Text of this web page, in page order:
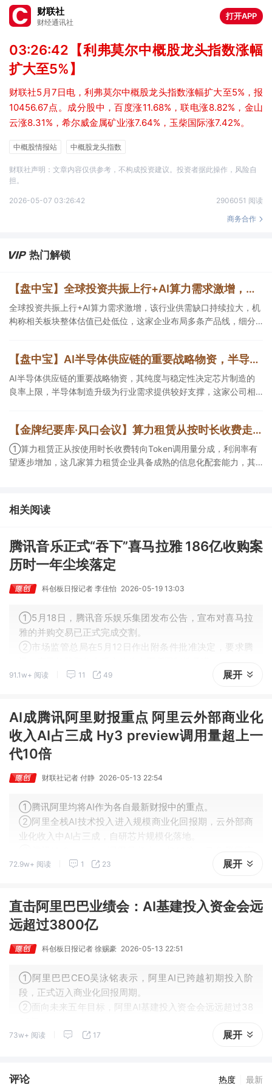
财联社
财经通讯社
打开APP
03:26:42【利弗莫尔中概股龙头指数涨幅
扩大至5%】
财联社5月7日电，利弗莫尔中概股龙头指数涨幅扩大至5%，报
10456.67点。成分股中，百度涨11.68%，联电涨8.82%，金山
云涨8.31%，希尔威金属矿业涨7.64%，玉柴国际涨7.42%。
中概股情报站 中概股龙头指数
财联社声明：文章内容仅供参考，不构成投资建议。投资者据此操作，风险自
担。
2026-05-07 03:26:42
2906051 阅读
商务合作
热门解锁
【盘中宝】全球投资共振上行+AI算力需求激增，该行业供需缺口持续拉大，机构称相关板块整体估值已处低位，这家企业细分产品市占率第一
全球投资共振上行+AI算力需求激增，该行业供需缺口持续拉大，机
构称相关板块整体估值已处低位，这家企业布局多条产品线，细分
【盘中宝】AI半导体供应链的重要战略物资，半导体制造升级为行业需求提供较好支撑，这家公司相关产品已导入头部半导体企业
AI半导体供应链的重要战略物资，其纯度与稳定性决定芯片制造的
良率上限，半导体制造升级为行业需求提供较好支撑，这家公司相
【金牌纪要库·风口会议】算力租赁从按时长收费走向Token分成，AI算力中心的利润模型与产业链边界正在重构
①算力租赁正从按使用时长收费转向Token调用量分成，利润率有
望逐步增加，这几家算力租赁企业具备成熟的信息化配套能力，其
型适配业务的企业也会受益Token工厂建设；③高端训练卡仍受供
给约束，AI应用持续推高推理需求后，国产算力卡有望持续放量。
相关阅读
腾讯音乐正式“吞下”喜马拉雅 186亿收购案
历时一年尘埃落定
科创板日报记者 李佳怡 2026-05-19 13:03
①5月18日，腾讯音乐娱乐集团发布公告，宣布对喜马拉
雅的并购交易已正式完成交割。
②市场监管总局在5月12日作出附条件批准决定，要求腾
③在监管划定的清晰边界下，腾讯音乐与喜马拉雅能否真
91.1w+ 阅读 11 49 展开
AI成腾讯阿里财报重点 阿里云外部商业化
收入AI占三成 Hy3 preview调用量超上一
代10倍
财联社记者 付静 2026-05-13 22:54
①腾讯阿里均将AI作为各自最新财报中的重点。
②阿里全栈AI技术投入进入规模商业化回报期，云外部商
业化收入中AI占三成，自研芯片规模化落地。
了“腾讯AI是否落后”这一问题。
72.9w+ 阅读 1 23 展开
直击阿里巴巴业绩会：AI基建投入资金会远
远超过3800亿
科创板日报记者 徐赐豪 2026-05-13 22:51
①阿里巴巴CEO吴泳铭表示，阿里AI已跨越初期投入阶
段，正式迈入商业化回报周期。
②面向未来五年目标，阿里AI基建投入资金会远远超过38
73w+ 阅读 17 展开
评论 热度 最新